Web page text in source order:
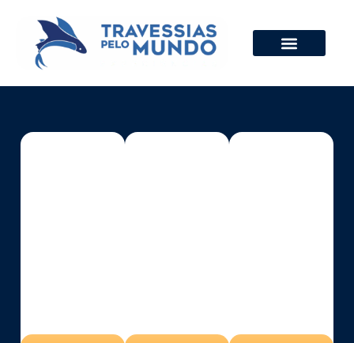
Beach
Beach
Beach